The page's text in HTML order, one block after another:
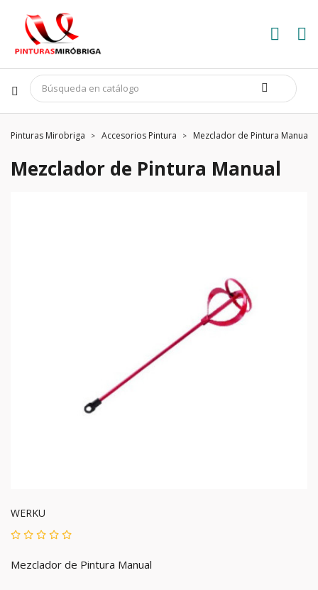
Pinturas Mirobriga Accesorios Pintura Mezclador de Pintura Manual
Mezclador de Pintura Manual
WERKU
Mezclador de Pintura Manual